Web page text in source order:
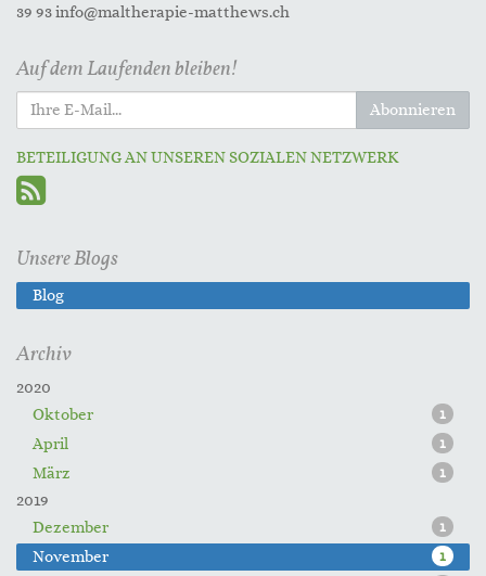
39 93 info@maltherapie-matthews.ch
Auf dem Laufenden bleiben!
Abonnieren
BETEILIGUNG AN UNSEREN SOZIALEN NETZWERK
Unsere Blogs
Blog
Archiv
2020
Oktober
1
April 1
März 1
2019
Dezember
1
November 1